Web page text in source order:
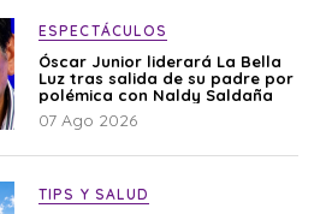
ESPECTÁCULOS
Óscar Junior liderará La Bella
Luz tras salida de su padre por
polémica con Naldy Saldaña
07 Ago 2026
TIPS Y SALUD